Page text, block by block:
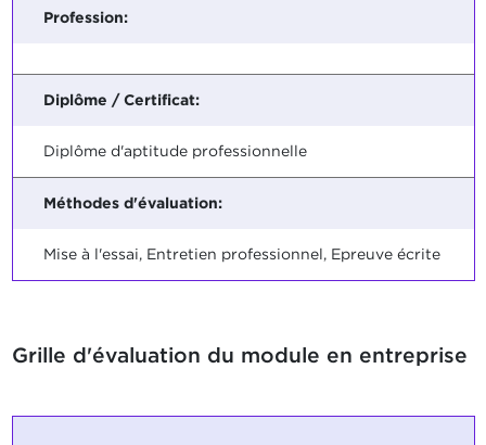
Profession:
Diplôme / Certificat:
Diplôme d'aptitude professionnelle
Méthodes d'évaluation:
Mise à l'essai, Entretien professionnel, Epreuve écrite
Grille d'évaluation du module en entreprise